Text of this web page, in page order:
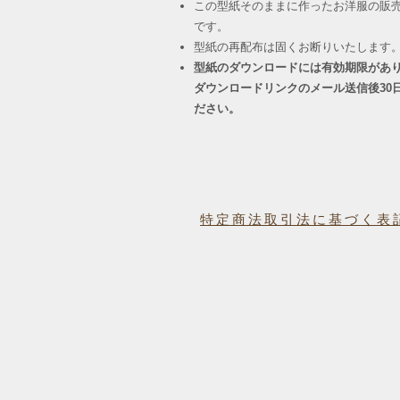
この型紙そのままに作ったお洋服の販
です。
型紙の再配布は固くお断りいたします
型紙のダウンロードには有効期限があ
ダウンロードリンクのメール送信後30
ださい。
特定商法取引法に基づく表